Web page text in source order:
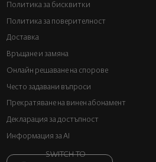
Политика за бисквитки
Политика за поверителност
Доставка
Връщане и замяна
Онлайн решаване на спорове
Често задавани въпроси
Прекратяване на винен абонамент
Декларация за достъпност
Информация за AI
SWITCH TO